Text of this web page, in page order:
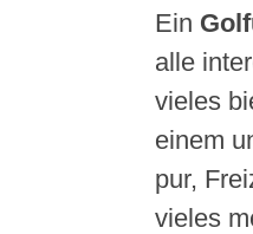
Ein
alle
vieles
einem
pur,
vieles